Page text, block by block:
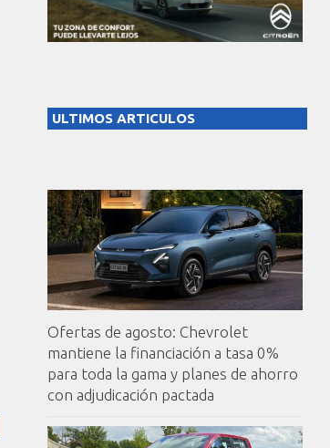
ULTIMOS ARTICULOS
Ofertas de agosto: Chevrolet
mantiene la financiación a tasa 0%
para toda la gama y planes de ahorro
con adjudicación pactada